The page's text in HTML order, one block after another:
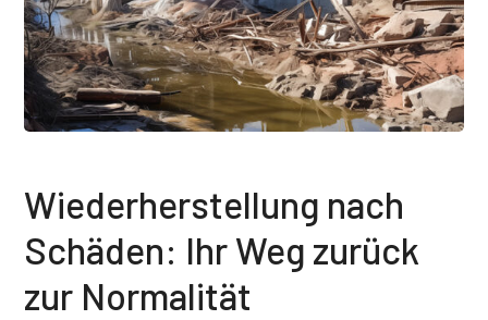
Wiederherstellung nach
Schäden: Ihr Weg zurück
zur Normalität